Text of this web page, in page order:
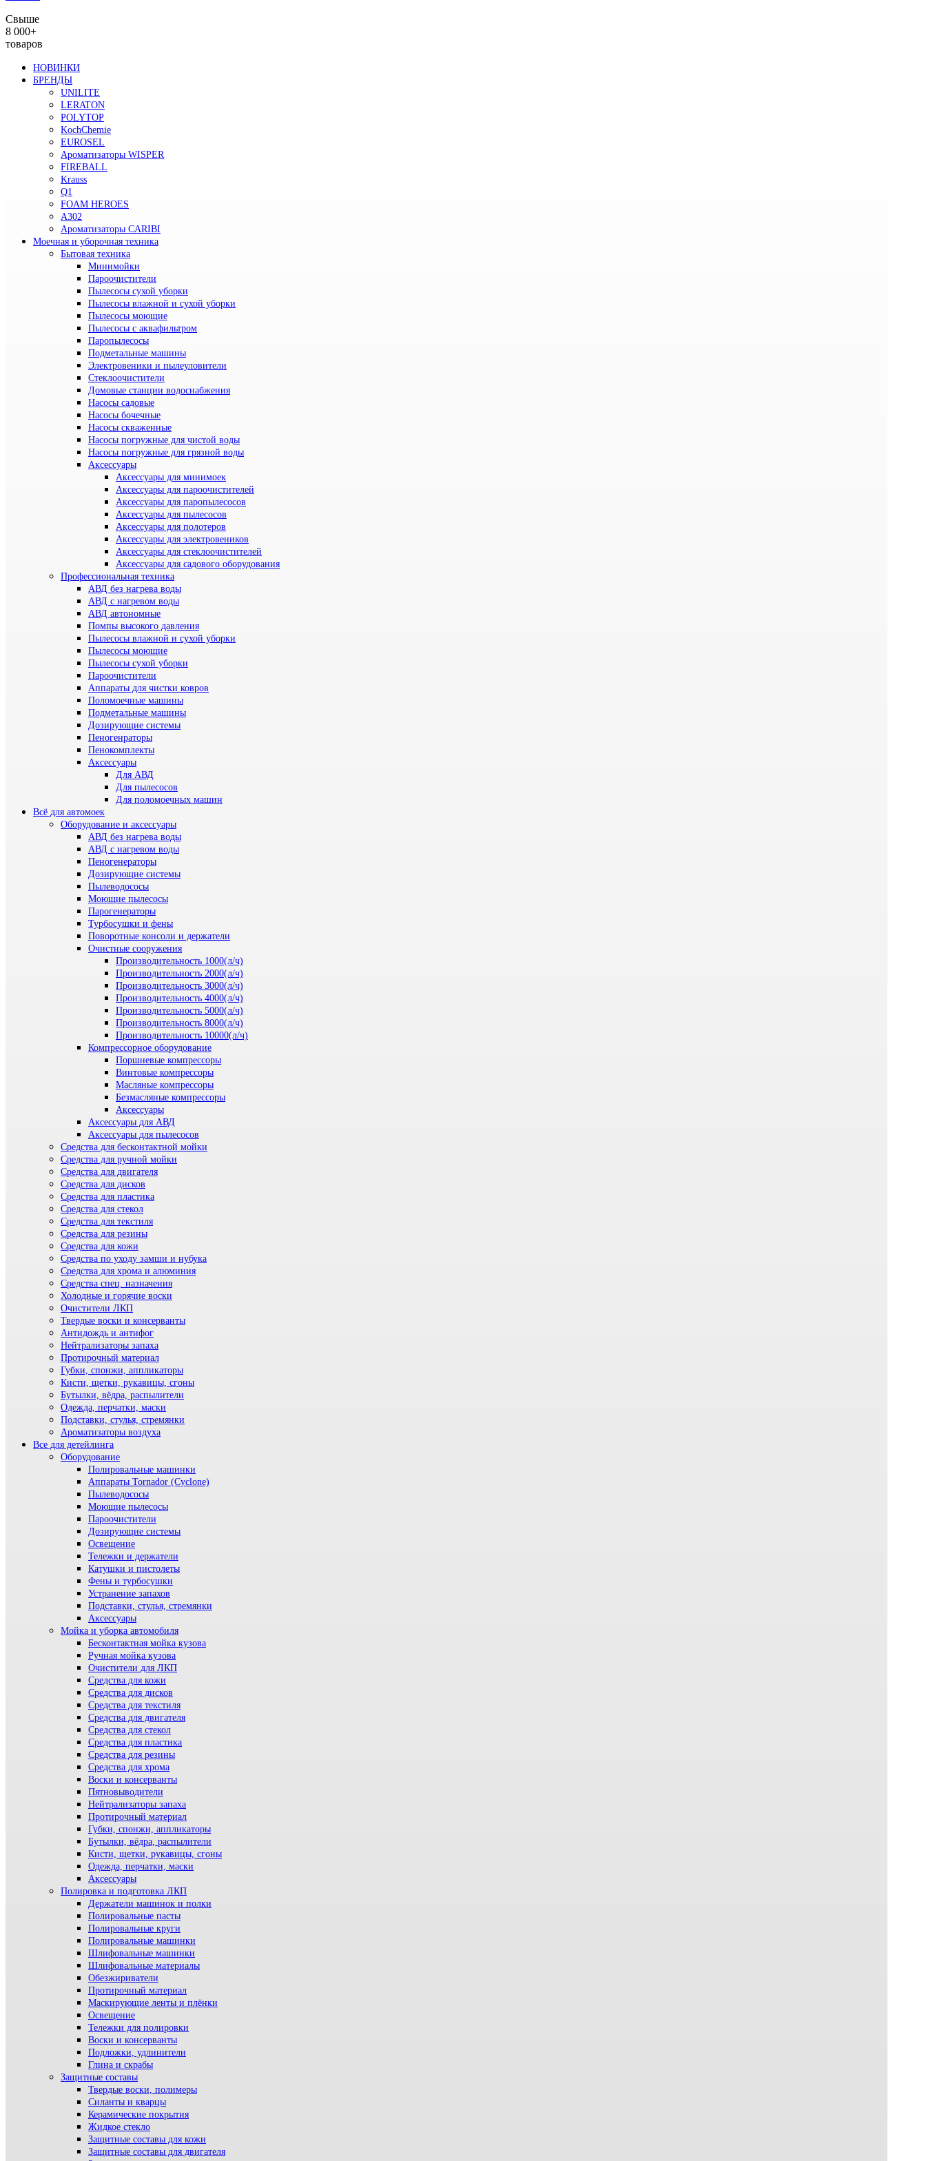
Свыше
8 000+
товаров
НОВИНКИ
БРЕНДЫ
UNILITE
LERATON
POLYTOP
KochChemie
EUROSEL
Ароматизаторы WISPER
FIREBALL
Krauss
Q1
FOAM HEROES
A302
Ароматизаторы CARIBI
Моечная и уборочная техника
Бытовая техника
Минимойки
Пароочистители
Пылесосы сухой уборки
Пылесосы влажной и сухой уборки
Пылесосы моющие
Пылесосы с аквафильтром
Паропылесосы
Подметальные машины
Электровеники и пылеуловители
Стеклоочистители
Домовые станции водоснабжения
Насосы садовые
Насосы бочечные
Насосы скваженные
Насосы погружные для чистой воды
Насосы погружные для грязной воды
Аксессуары
Аксессуары для минимоек
Аксессуары для пароочистителей
Аксессуары для паропылесосов
Аксессуары для пылесосов
Аксессуары для полотеров
Аксессуары для электровеников
Аксессуары для стеклоочистителей
Аксессуары для садового оборудования
Профессиональная техника
АВД без нагрева воды
АВД с нагревом воды
АВД автономные
Помпы высокого давления
Пылесосы влажной и сухой уборки
Пылесосы моющие
Пылесосы сухой уборки
Пароочистители
Аппараты для чистки ковров
Поломоечные машины
Подметальные машины
Дозирующие системы
Пеногенраторы
Пенокомплекты
Аксессуары
Для АВД
Для пылесосов
Для поломоечных машин
Всё для автомоек
Оборудование и аксессуары
АВД без нагрева воды
АВД с нагревом воды
Пеногенераторы
Дозирующие системы
Пылеводососы
Моющие пылесосы
Парогенераторы
Турбосушки и фены
Поворотные консоли и держатели
Очистные сооружения
Производительность 1000(л/ч)
Производительность 2000(л/ч)
Производительность 3000(л/ч)
Производительность 4000(л/ч)
Производительность 5000(л/ч)
Производительность 8000(л/ч)
Производительность 10000(л/ч)
Компрессорное оборудование
Поршневые компрессоры
Винтовые компрессоры
Масляные компрессоры
Безмасляные компрессоры
Аксессуары
Аксессуары для АВД
Аксессуары для пылесосов
Средства для бесконтактной мойки
Средства для ручной мойки
Средства для двигателя
Средства для дисков
Средства для пластика
Средства для стекол
Средства для текстиля
Средства для резины
Средства для кожи
Средства по уходу замши и нубука
Средства для хрома и алюминия
Средства спец. назначения
Холодные и горячие воски
Очистители ЛКП
Твердые воски и консерванты
Антидождь и антифог
Нейтрализаторы запаха
Протирочный материал
Губки, спонжи, аппликаторы
Кисти, щетки, рукавицы, сгоны
Бутылки, вёдра, распылители
Одежда, перчатки, маски
Подставки, стулья, стремянки
Ароматизаторы воздуха
Все для детейлинга
Оборудование
Полировальные машинки
Аппараты Tornador (Cyclone)
Пылеводососы
Моющие пылесосы
Пароочистители
Дозирующие системы
Освещение
Тележки и держатели
Катушки и пистолеты
Фены и турбосушки
Устранение запахов
Подставки, стулья, стремянки
Аксессуары
Мойка и уборка автомобиля
Бесконтактная мойка кузова
Ручная мойка кузова
Очистители для ЛКП
Средства для кожи
Средства для дисков
Средства для текстиля
Средства для двигателя
Средства для стекол
Средства для пластика
Средства для резины
Средства для хрома
Воски и консерванты
Пятновыводители
Нейтрализаторы запаха
Протирочный материал
Губки, спонжи, аппликаторы
Бутылки, вёдра, распылители
Кисти, щетки, рукавицы, сгоны
Одежда, перчатки, маски
Аксессуары
Полировка и подготовка ЛКП
Держатели машинок и полки
Полировальные пасты
Полировальные круги
Полировальные машинки
Шлифовальные машинки
Шлифовальные материалы
Обезжириватели
Протирочный материал
Маскирующие ленты и плёнки
Освещение
Тележки для полировки
Воски и консерванты
Подложки, удлинители
Глина и скрабы
Защитные составы
Твердые воски, полимеры
Силанты и кварцы
Керамические покрытия
Жидкое стекло
Защитные составы для кожи
Защитные составы для двигателя